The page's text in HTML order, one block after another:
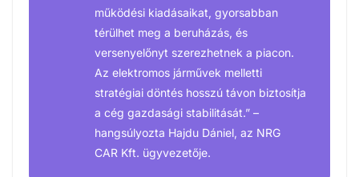
működési kiadásaikat, gyorsabban
térülhet meg a beruházás, és
versenyelőnyt szerezhetnek a piacon.
Az elektromos járművek melletti
stratégiai döntés hosszú távon biztosítja
a cég gazdasági stabilitását.” –
hangsúlyozta Hajdu Dániel, az NRG
CAR Kft. ügyvezetője.